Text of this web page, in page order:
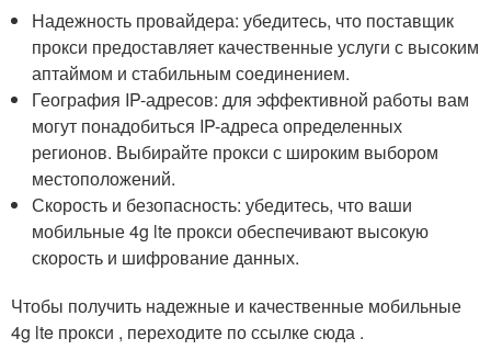
Надежность провайдера: убедитесь, что поставщик
прокси предоставляет качественные услуги с высоким
аптаймом и стабильным соединением.
География IP-адресов: для эффективной работы вам
могут понадобиться IP-адреса определенных
регионов. Выбирайте прокси с широким выбором
местоположений.
Скорость и безопасность: убедитесь, что ваши
мобильные 4g lte прокси обеспечивают высокую
скорость и шифрование данных.
Чтобы получить надежные и качественные мобильные
4g lte прокси , переходите по ссылке сюда .